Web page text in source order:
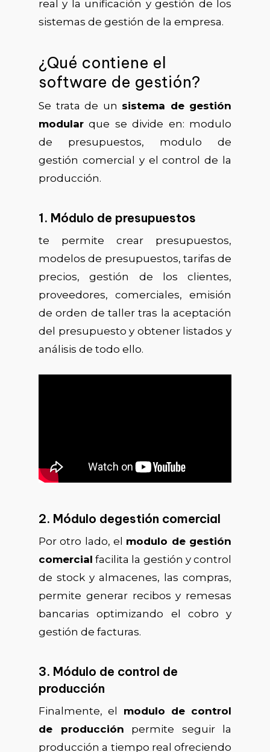
real y la unificación y gestión de los
sistemas de gestión de la empresa.
¿Qué contiene el
software de gestión?
Se trata de un sistema de gestión
modular que se divide en: modulo
de presupuestos, modulo de
gestión comercial y el control de la
producción.
1. Módulo de presupuestos
te permite crear presupuestos,
modelos de presupuestos, tarifas de
precios, gestión de los clientes,
proveedores, comerciales, emisión
de orden de taller tras la aceptación
del presupuesto y obtener listados y
análisis de todo ello.
2. Módulo degestión comercial
Por otro lado, el modulo de gestión
comercial facilita la gestión y control
de stock y almacenes, las compras,
permite generar recibos y remesas
bancarias optimizando el cobro y
gestión de facturas.
3. Módulo de control de
producción
Finalmente, el modulo de control
de producción permite seguir la
producción a tiempo real ofreciendo